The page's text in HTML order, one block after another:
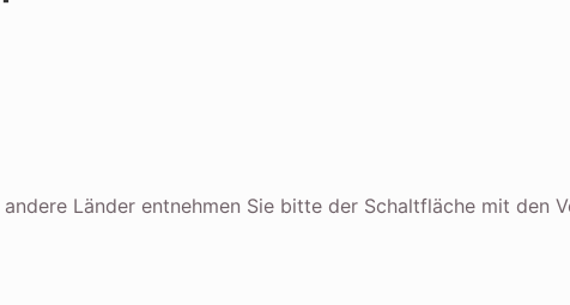
Länder entnehmen Sie bitte der Schaltfläche mit den